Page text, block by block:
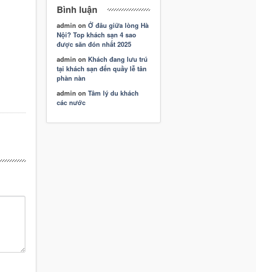
Bình luận
admin on Ở đâu giữa lòng Hà
Nội? Top khách sạn 4 sao
được săn đón nhất 2025
admin on Khách đang lưu trú
tại khách sạn đến quầy lễ tân
phàn nàn
admin on Tâm lý du khách
các nước